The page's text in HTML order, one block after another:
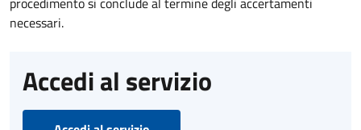
necessari.
Accedi al servizio